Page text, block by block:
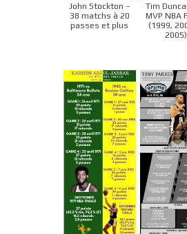
John Stockton –
38 matchs à 20
passes et plus
Tim
MVP NBA
(1999,
2005)